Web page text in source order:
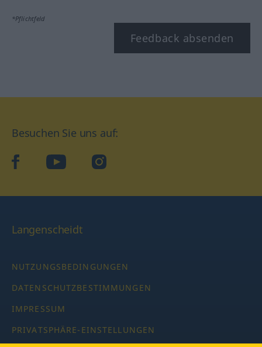
*Pflichtfeld
Feedback absenden
Besuchen Sie uns auf:
facebookYouTube Instagram
Langenscheidt
NUTZUNGSBEDINGUNGEN
DATENSCHUTZBESTIMMUNGEN
IMPRESSUM
PRIVATSPHÄRE-EINSTELLUNGEN